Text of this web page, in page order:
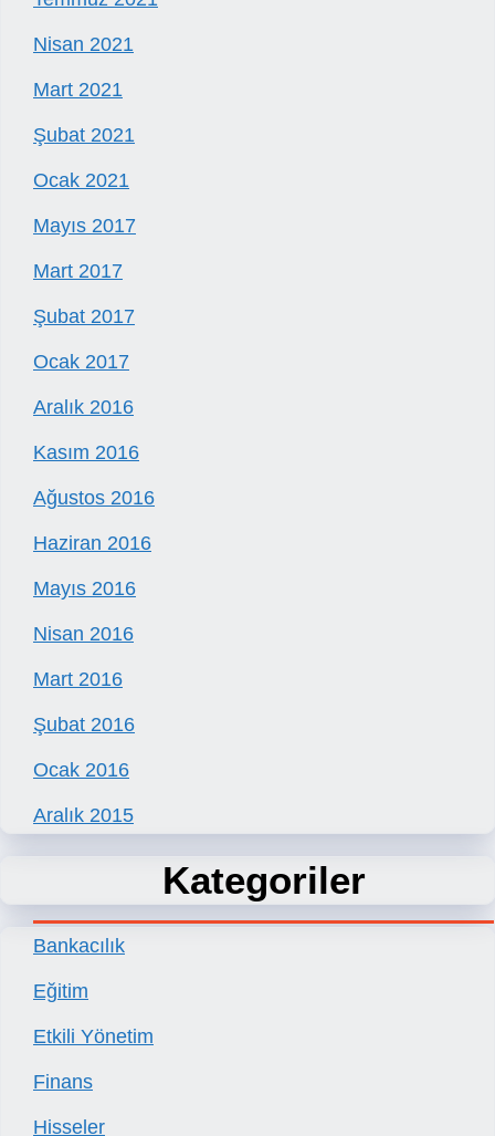
Nisan 2021
Mart 2021
Şubat 2021
Ocak 2021
Mayıs 2017
Mart 2017
Şubat 2017
Ocak 2017
Aralık 2016
Kasım 2016
Ağustos 2016
Haziran 2016
Mayıs 2016
Nisan 2016
Mart 2016
Şubat 2016
Ocak 2016
Aralık 2015
Kategoriler
Bankacılık
Eğitim
Etkili Yönetim
Finans
Hisseler